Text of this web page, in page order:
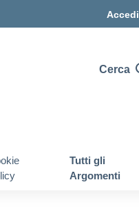
Accedi
Cerca
Tutti gli
Argomenti